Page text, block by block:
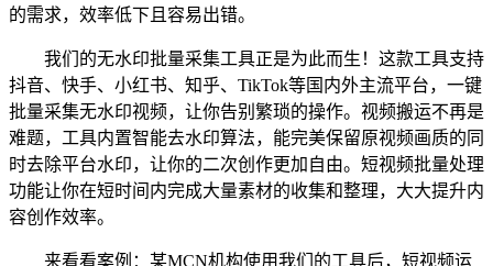
的需求，效率低下且容易出错。
我们的无水印批量采集工具正是为此而生！这款工具支持
抖音、快手、小红书、知乎、TikTok等国内外主流平台，一键
批量采集无水印视频，让你告别繁琐的操作。视频搬运不再是
难题，工具内置智能去水印算法，能完美保留原视频画质的同
时去除平台水印，让你的二次创作更加自由。短视频批量处理
功能让你在短时间内完成大量素材的收集和整理，大大提升内
容创作效率。
来看看案例：某MCN机构使用我们的工具后，短视频运